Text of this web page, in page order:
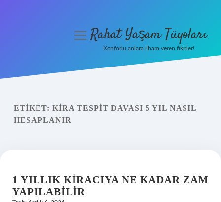
Yasal Uyarı
menüyüRahat Yaşam Tüyoları
Konforlu anlara ilham veren fikirler!
ETIKET: KIRA TESPIT DAVASI 5 YIL NASIL
HESAPLANIR
1 YILLIK KIRACIYA NE KADAR ZAM
YAPILABILIR